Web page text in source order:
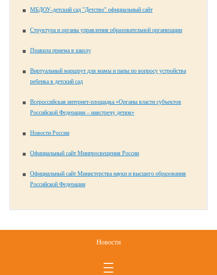
МБДОУ-детский сад "Детство" официальный сайт
Структура и органы управления образовательной организации
Правила приема в школу
Виртуальный маршрут для мамы и папы по вопросу устройства
ребенка в детский сад
Всероссийская интернет-площадка «Органы власти субъектов
Российской Федерации – навстречу детям»
Новости России
Официальный сайт Минпросвещения России
Официальный сайт Министерства науки и высшего образования
Российской Федерации
Новости